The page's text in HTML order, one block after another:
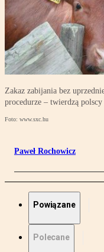
Zakaz zabijania bez
procedurze – twierdzą polscy
Foto: www.sxc.hu
Paweł Rochowicz
Powiązane
Polecane